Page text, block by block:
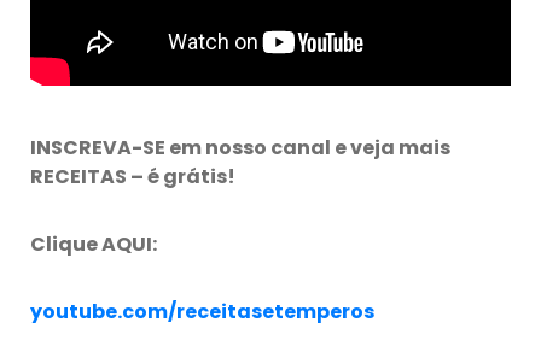
INSCREVA-SE em nosso canal e veja mais
RECEITAS – é grátis!
Clique AQUI:
youtube.com/receitasetemperos